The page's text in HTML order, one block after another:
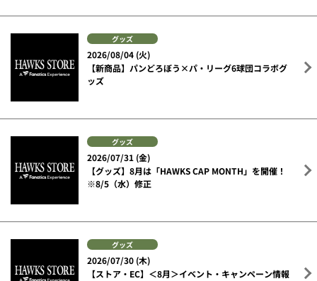
グッズ
2026/08/04 (火)
【新商品】パンどろぼう×パ・リーグ6球団コラボグ
ッズ
グッズ
2026/07/31 (金)
【グッズ】8月は「HAWKS CAP MONTH」を開催！
※8/5（水）修正
グッズ
2026/07/30 (木)
【ストア・EC】＜8月＞イベント・キャンペーン情報